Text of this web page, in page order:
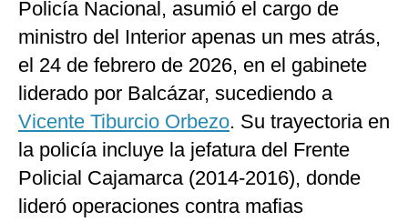
Policía Nacional, asumió el cargo de
ministro del Interior apenas un mes atrás,
el 24 de febrero de 2026, en el gabinete
liderado por Balcázar, sucediendo a
Vicente Tiburcio Orbezo. Su trayectoria en
la policía incluye la jefatura del Frente
Policial Cajamarca (2014-2016), donde
lideró operaciones contra mafias